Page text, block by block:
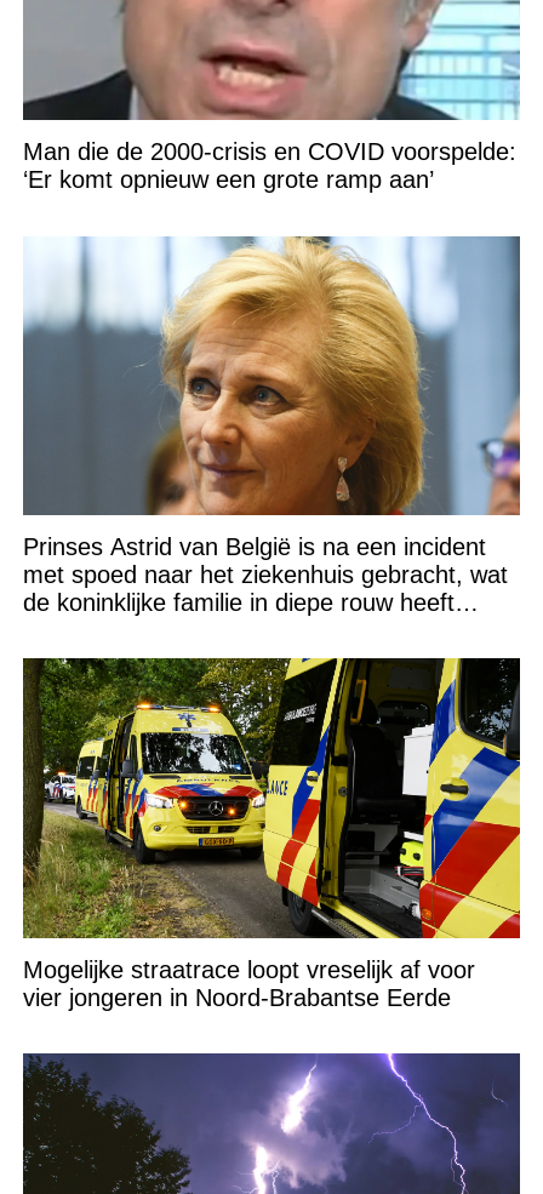
Man die de 2000-crisis en COVID voorspelde:
‘Er komt opnieuw een grote ramp aan’
Prinses Astrid van België is na een incident
met spoed naar het ziekenhuis gebracht, wat
de koninklijke familie in diepe rouw heeft
Mogelijke straatrace loopt vreselijk af voor
vier jongeren in Noord-Brabantse Eerde